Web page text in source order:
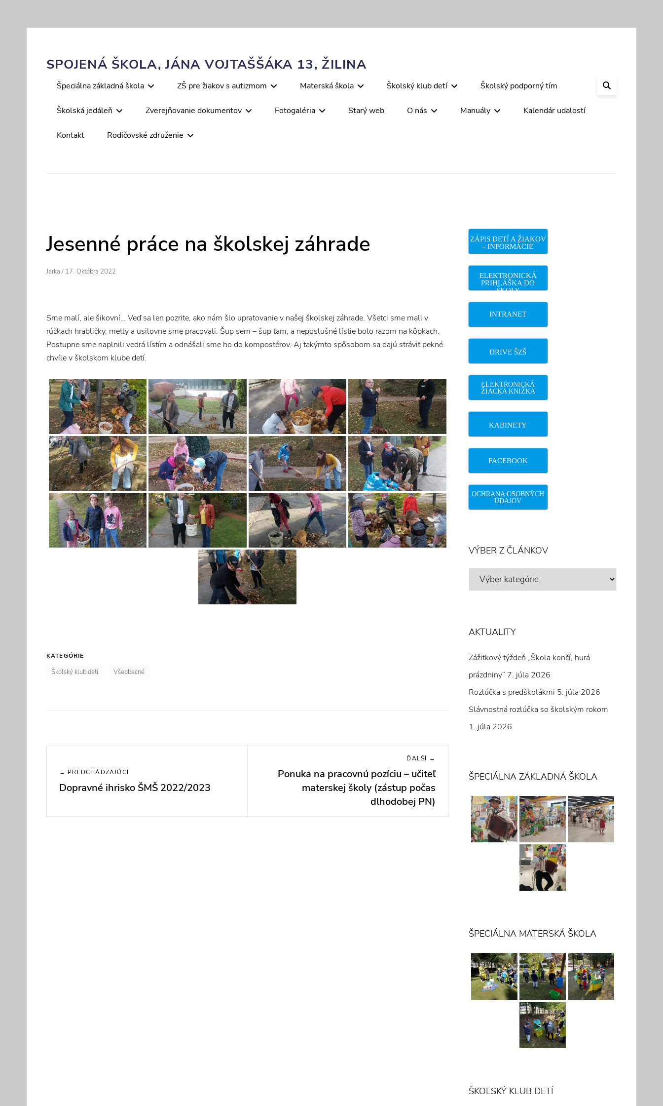
contentSPOJENÁ ŠKOLA, JÁNA VOJTAŠŠÁKA 13, ŽILINA
Primary
Špeciálna základná škola ZŠ pre žiakov s autizmom Materská škola Školský klub detí Školský podporný tím
Školská jedáleň Zverejňovanie dokumentov Fotogaléria Starý web O nás Manuály Kalendár udalostí
Kontakt Rodičovské združenie
Jesenné práce na školskej záhrade
Author
Jarka / Posted
17. Októbra 2022
Sme malí, ale šikovní… Veď sa len pozrite, ako nám šlo upratovanie v našej školskej záhrade. Všetci sme mali v
rúčkach hrabličky, metly a usilovne sme pracovali. Šup sem – šup tam, a neposlušné lístie bolo razom na kôpkach.
Postupne sme naplnili vedrá lístím a odnášali sme ho do kompostérov. Aj takýmto spôsobom sa dajú stráviť pekné
chvíle v školskom klube detí.
KATEGÓRIE
Školský klub detí Všeobecné
článku
← PREDCHÁDZAJÚCI
Previous
Dopravné ihrisko ŠMŠ 2022/2023
ĎALŠÍ →
Ponuka na pracovnú pozíciu – učiteľ
materskej školy (zástup počas
dlhodobej PN)
ZÁPIS DETÍ A ŽIAKOV
- INFORMÁCIE
ELEKTRONICKÁ
PRIHLÁŠKA DO
ŠKOLY
INTRANET
DRIVE ŠZŠ
ELEKTRONICKÁ
ŽIACKA KNIŽKA
KABINETY
FACEBOOK
OCHRANA OSOBNÝCH
ÚDAJOV
VÝBER Z ČLÁNKOV
VÝBER
AKTUALITY
Zážitkový týždeň „Škola končí, hurá
prázdniny“ 7. júla 2026
Rozlúčka s predškolákmi 5. júla 2026
Slávnostná rozlúčka so školským rokom
1. júla 2026
ŠPECIÁLNA ZÁKLADNÁ ŠKOLA
ŠPECIÁLNA MATERSKÁ ŠKOLA
ŠKOLSKÝ KLUB DETÍ